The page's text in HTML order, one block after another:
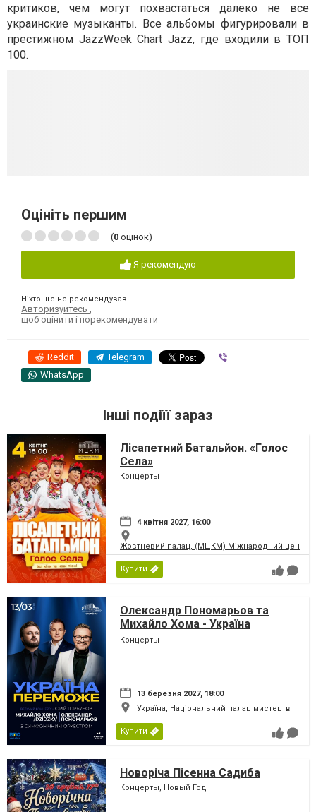
критиков, чем могут похвастаться далеко не все
украинские музыканты. Все альбомы фигурировали в
престижном JazzWeek Chart Jazz, где входили в ТОП
100.
Оцініть першим
(0 оцінок)
Я рекомендую
Ніхто ще не рекомендував
Авторизуйтесь ,
щоб оцінити і порекомендувати
Reddit Telegram
WhatsApp
Інші подіїї зараз
Лісапетний Батальйон. «Голос
Села»
Концерты
4 квітня 2027, 16:00
Жовтневий палац, (МЦКМ) Міжнародний центр
Купити
Олександр Пономарьов та
Михайло Хома - Україна
Переможе!
Концерты
13 березня 2027, 18:00
Україна, Національний палац мистецтв
Купити
Новоріча Пісенна Садиба
Концерты, Новый Год